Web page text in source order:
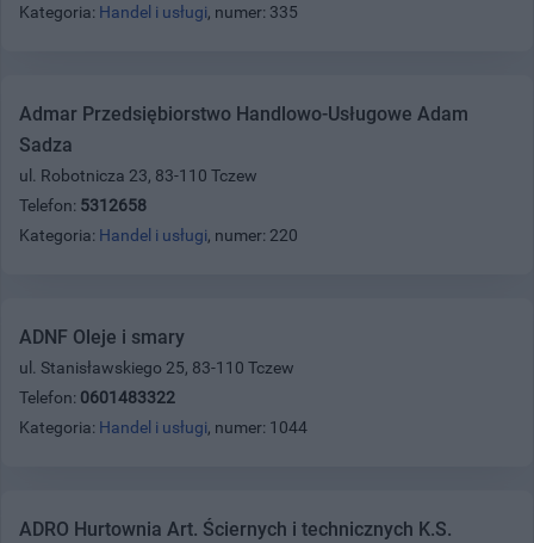
Kategoria: Handel i usługi, numer: 335
Admar Przedsiębiorstwo Handlowo-Usługowe Adam
Sadza
ul. Robotnicza 23, 83-110 Tczew
Telefon: 5312658
Kategoria: Handel i usługi, numer: 220
ADNF Oleje i smary
ul. Stanisławskiego 25, 83-110 Tczew
Telefon: 0601483322
Kategoria: Handel i usługi, numer: 1044
ADRO Hurtownia Art. Ściernych i technicznych K.S.